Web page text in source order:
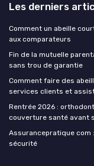
Les derniers
Comment un abeille
aux comparateurs
Fin de la mutuelle
sans trou de garantie
Comment faire des
services clients et
Rentrée 2026 :
couverture santé avant
Assurancepratique com
sécurité